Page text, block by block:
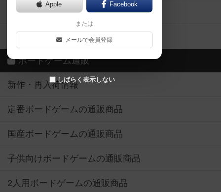
Apple Facebook
または
メールで会員登録
しばらく表示しない
ボードゲーム業界コラム
ボドゲーマご利用案内
ボードゲーム通販
新作・再入荷情報
定番ボードゲームの通販商品
国産ボードゲームの通販商品
子供向けボードゲームの通販商品
2人用ボードゲームの通販商品